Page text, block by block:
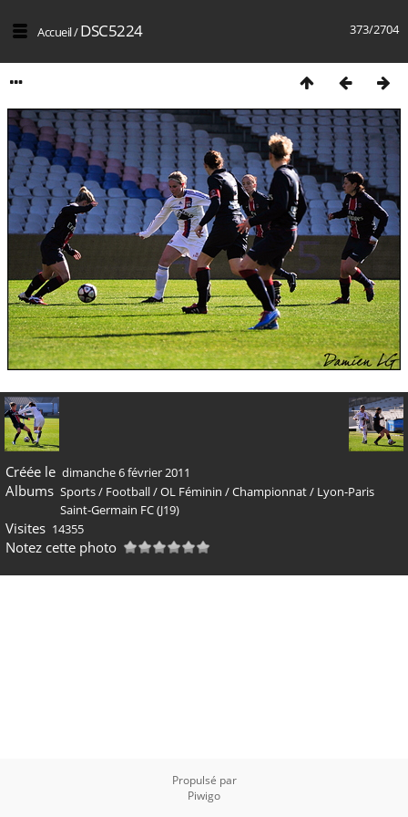
373/2704
Accueil/DSC5224
Créée le dimanche 6 février 2011
Albums Sports/ Football/OL Féminin /Championnat/ Lyon-Paris
Saint-Germain FC (J19)
Visites 14355
Notez cette photo
Propulsé par
Piwigo